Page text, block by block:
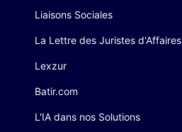
Liaisons Sociales
La Lettre des Juristes d'Affaires
Lexzur
Batir.com
L'IA dans nos Solutions